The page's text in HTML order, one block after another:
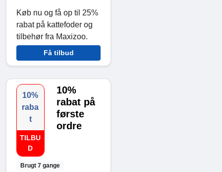
Køb nu og få op til 25%
rabat på kattefoder og
tilbehør fra Maxizoo.
Få tilbud
10%
raba
t
TILBU
D
Brugt 7 gange
10%
rabat på
første
ordre